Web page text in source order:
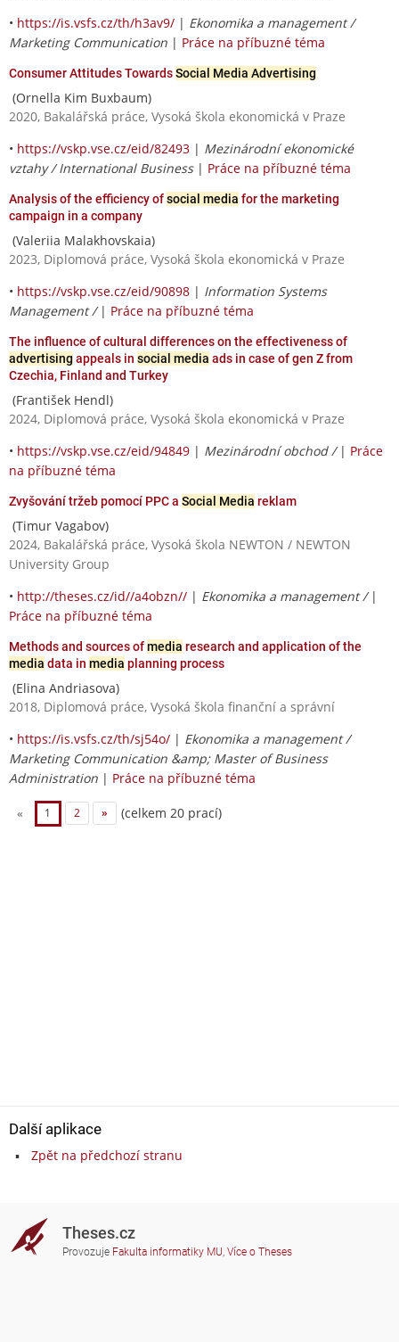
• https://is.vsfs.cz/th/h3av9/ | Ekonomika a management /
Marketing Communication | Práce na příbuzné téma
Consumer Attitudes TowardsSocial Media Advertising
(Ornella Kim Buxbaum)
2020, Bakalářská práce, Vysoká škola ekonomická v Praze
• https://vskp.vse.cz/eid/82493 | Mezinárodní ekonomické
vztahy / International Business| Práce na příbuzné téma
Analysis of the efficiency ofsocial media for the marketing
campaign in a company
(Valeriia Malakhovskaia)
2023, Diplomová práce, Vysoká škola ekonomická v Praze
• https://vskp.vse.cz/eid/90898 | Information Systems
Management / | Práce na příbuzné téma
The influence of cultural differences on the effectiveness of
advertising appeals in social media ads in case of gen Z from
Czechia, Finland and Turkey
(František Hendl)
2024, Diplomová práce, Vysoká škola ekonomická v Praze
• https://vskp.vse.cz/eid/94849 | Mezinárodní obchod / | Práce
na příbuzné téma
Zvyšování tržeb pomocí PPC a Social Media reklam
(Timur Vagabov)
2024, Bakalářská práce, Vysoká škola NEWTON / NEWTON
University Group
• http://theses.cz/id//a4obzn// | Ekonomika a management / |
Práce na příbuzné téma
Methods and sources ofmedia research and application of the
media data in media planning process
(Elina Andriasova)
2018, Diplomová práce, Vysoká škola finanční a správní
• https://is.vsfs.cz/th/sj54o/ | Ekonomika a management /
Marketing Communication &amp; Master of Business
Administration | Práce na příbuzné téma
« 1 2 » (celkem 20 prací)
Další aplikace
Zpět na předchozí stranu
Theses.cz
Provozuje Fakulta informatiky MU, Více o Theses